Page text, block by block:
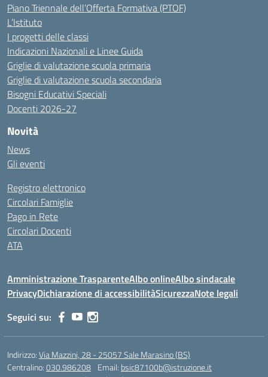
Piano Triennale dell’Offerta Formativa (PTOF)
L’Istituto
I progetti delle classi
Indicazioni Nazionali e Linee Guida
Griglie di valutazione scuola primaria
Griglie di valutazione scuola secondaria
Bisogni Educativi Speciali
Docenti 2026-27
Novità
News
Gli eventi
Registro elettronico
Circolari Famiglie
Pago in Rete
Circolari Docenti
ATA
Amministrazione TrasparenteAlbo onlineAlbo sindacale
PrivacyDichiarazione di accessibilitàSicurezzaNote legali
Seguici su:
Indirizzo:Via Mazzini, 28 - 25057 Sale Marasino (BS)
Centralino:030.986208 Email: bsic87100b@istruzione.it